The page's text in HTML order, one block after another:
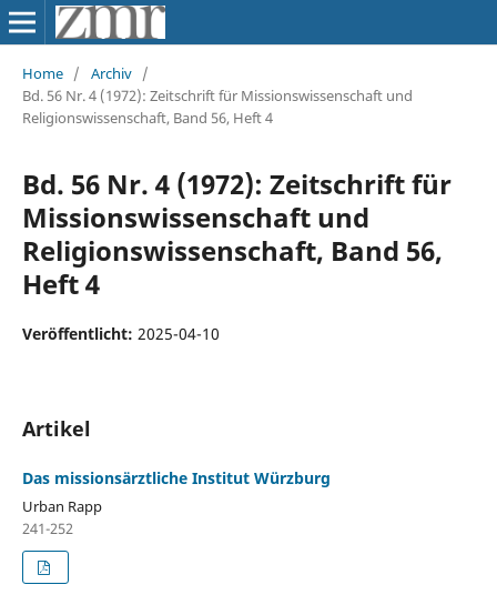
Home / Archiv /
Bd. 56 Nr. 4 (1972): Zeitschrift für Missionswissenschaft und
Religionswissenschaft, Band 56, Heft 4
Bd. 56 Nr. 4 (1972): Zeitschrift für
Missionswissenschaft und
Religionswissenschaft, Band 56,
Heft 4
Veröffentlicht: 2025-04-10
Artikel
Das missionsärztliche Institut Würzburg
Urban Rapp
241-252